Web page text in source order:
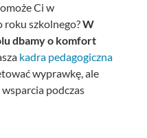
Ci w
szkolnego?W
dbamy o komfort
kadra pedagogiczna
wyprawkę, ale
podczas